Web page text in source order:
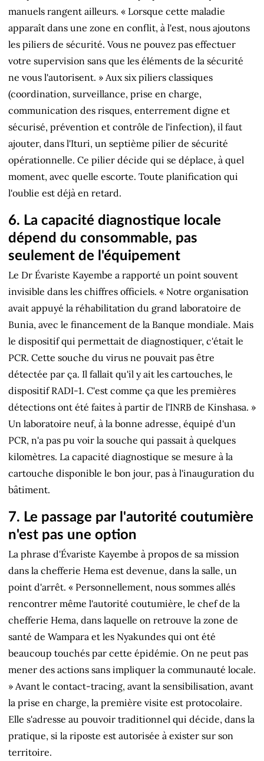
manuels rangent ailleurs. « Lorsque cette maladie
apparaît dans une zone en conflit, à l'est, nous ajoutons
les piliers de sécurité. Vous ne pouvez pas effectuer
votre supervision sans que les éléments de la sécurité
ne vous l'autorisent. » Aux six piliers classiques
(coordination, surveillance, prise en charge,
communication des risques, enterrement digne et
sécurisé, prévention et contrôle de l'infection), il faut
ajouter, dans l'Ituri, un septième pilier de sécurité
opérationnelle. Ce pilier décide qui se déplace, à quel
moment, avec quelle escorte. Toute planification qui
l'oublie est déjà en retard.
6. La capacité diagnostique locale
dépend du consommable, pas
seulement de l'équipement
Le Dr Évariste Kayembe a rapporté un point souvent
invisible dans les chiffres officiels. « Notre organisation
avait appuyé la réhabilitation du grand laboratoire de
Bunia, avec le financement de la Banque mondiale. Mais
le dispositif qui permettait de diagnostiquer, c'était le
PCR. Cette souche du virus ne pouvait pas être
détectée par ça. Il fallait qu'il y ait les cartouches, le
dispositif RADI-1. C'est comme ça que les premières
détections ont été faites à partir de l'INRB de Kinshasa. »
Un laboratoire neuf, à la bonne adresse, équipé d'un
PCR, n'a pas pu voir la souche qui passait à quelques
kilomètres. La capacité diagnostique se mesure à la
cartouche disponible le bon jour, pas à l'inauguration du
bâtiment.
7. Le passage par l'autorité coutumière
n'est pas une option
La phrase d'Évariste Kayembe à propos de sa mission
dans la chefferie Hema est devenue, dans la salle, un
point d'arrêt. « Personnellement, nous sommes allés
rencontrer même l'autorité coutumière, le chef de la
chefferie Hema, dans laquelle on retrouve la zone de
santé de Wampara et les Nyakundes qui ont été
beaucoup touchés par cette épidémie. On ne peut pas
mener des actions sans impliquer la communauté locale.
» Avant le contact-tracing, avant la sensibilisation, avant
la prise en charge, la première visite est protocolaire.
Elle s'adresse au pouvoir traditionnel qui décide, dans la
pratique, si la riposte est autorisée à exister sur son
territoire.